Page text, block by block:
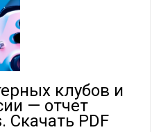
клубов и
— отчет
Скачать PDF